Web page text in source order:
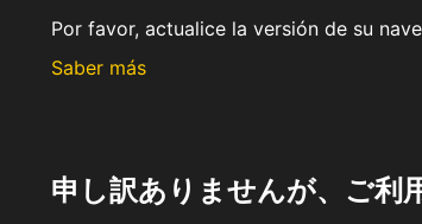
Por favor, actualice la versión de su
Saber más
申し訳ありませんが、ご利